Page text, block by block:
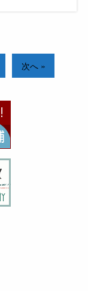
次へ »